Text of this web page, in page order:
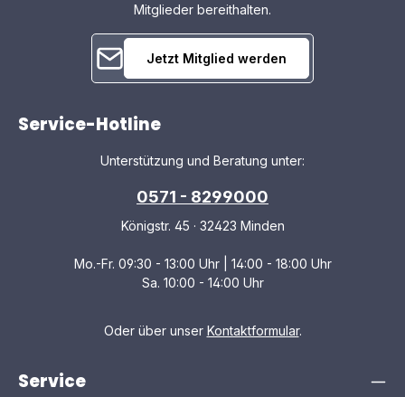
Mitglieder bereithalten.
Jetzt Mitglied werden
Service-Hotline
Unterstützung und Beratung unter:
0571 - 8299000
Königstr. 45 · 32423 Minden
Mo.-Fr. 09:30 - 13:00 Uhr | 14:00 - 18:00 Uhr
Sa. 10:00 - 14:00 Uhr
Oder über unser Kontaktformular.
Service